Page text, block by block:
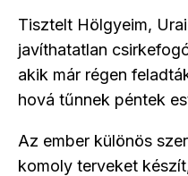
Tisztelt Hölgyeim,
javíthatatlan
akik már régen
hová tűnnek péntek
Az ember különös
komoly terveket